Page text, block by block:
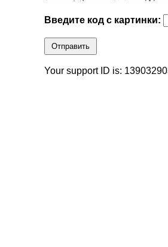
Введите код с картинки:
Отправить
Your support ID is: